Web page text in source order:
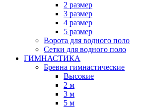
2 размер
3 размер
4 размер
5 размер
Ворота для водного поло
Сетки для водного поло
ГИМНАСТИКА
Бревна гимнастические
Высокие
2 м
3 м
5 м